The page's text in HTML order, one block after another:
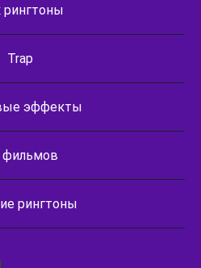
рингтоны
Trap
эффекты
фильмов
рингтоны